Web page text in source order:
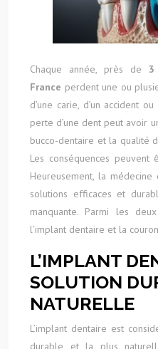
Chaque année, près de 3
France perdent une ou
d’une carie, d’un accident
perte d’une dent peut avoir
bucco-dentaire et la qualité
Les conséquences peuvent
Heureusement, la
solutions efficaces et
manquante. Parmi les
l’implant dentaire et la
L’IMPLANT
SOLUTION
NATURELLE
L’implant dentaire est
durable et la plus